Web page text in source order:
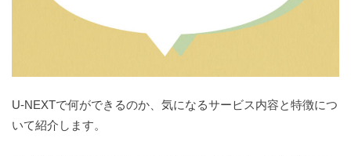
U-NEXTで何ができるのか、気になるサービス内容と特徴につ
いて紹介します。